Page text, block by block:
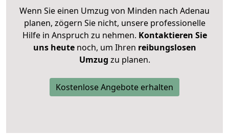
Wenn Sie einen Umzug von Minden nach Adenau
planen, zögern Sie nicht, unsere professionelle
Hilfe in Anspruch zu nehmen. Kontaktieren Sie
uns heutenoch, um Ihren reibungslosen
Umzug zu planen.
Kostenlose Angebote erhalten